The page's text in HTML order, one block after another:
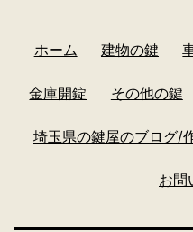
ホーム 建物の鍵
金庫開錠 その他の鍵
埼玉県の鍵屋のブログ/
お問